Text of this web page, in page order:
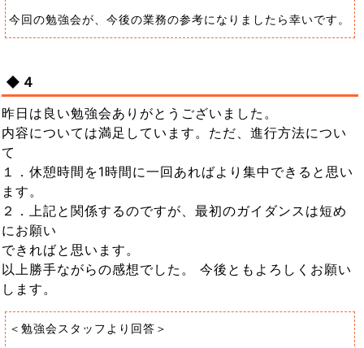
今回の勉強会が、今後の業務の参考になりましたら幸いです。
◆４
昨日は良い勉強会ありがとうございました。
内容については満足しています。ただ、進行方法につい
て
１．休憩時間を1時間に一回あればより集中できると思い
ます。
２．上記と関係するのですが、最初のガイダンスは短め
にお願い
できればと思います。
以上勝手ながらの感想でした。 今後ともよろしくお願い
します。
＜勉強会スタッフより回答＞